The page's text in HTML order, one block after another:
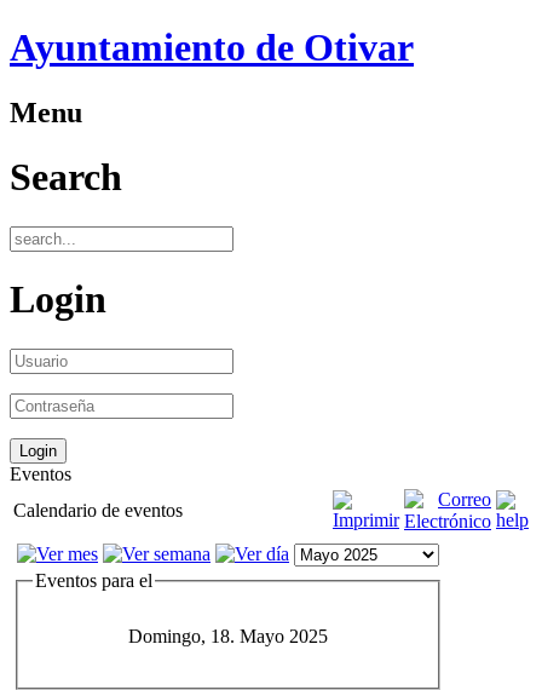
Ayuntamiento de Otivar
Menu
Search
Login
Eventos
Calendario de eventos
Eventos para el
Domingo, 18. Mayo 2025